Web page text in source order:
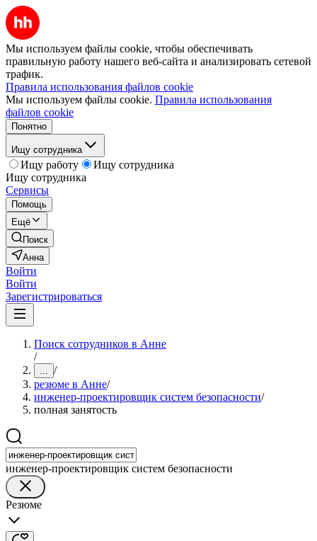
Мы используем файлы cookie, чтобы обеспечивать
правильную работу нашего веб-сайта и анализировать сетевой
трафик.
Правила использования файлов cookie
Мы используем файлы cookie. Правила использования
файлов cookie
Понятно
Ищу сотрудника
Ищу работу
Ищу сотрудника
Ищу сотрудника
Сервисы
Помощь
Ещё
Поиск
Анна
Войти
Войти
Зарегистрироваться
Поиск сотрудников в Анне
/
... /
резюме в Анне/
инженер-проектировщик систем безопасности/
полная занятость
инженер-проектировщик систем безопасности
Резюме